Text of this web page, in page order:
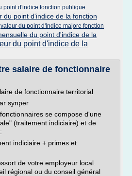
point d'indice fonction publique
du point d'indice de la fonction
valeur du point d'indice majore fonction
du point d'indice de la
du point d'indice de la
salaire de fonctionnaire
de fonctionnaire territorial
synper
se compose d'une
(traitement indiciaire) et de
indiciaire + primes et
de votre employeur local.
régional ou du conseil général